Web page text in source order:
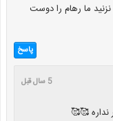
ما رهام را دوست
پاسخ
5 سال قبل
🥰🥰